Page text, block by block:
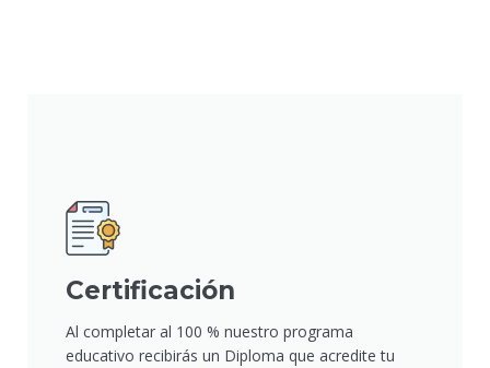
Certificación
Al completar al 100 % nuestro programa
educativo recibirás un Diploma que acredite tu